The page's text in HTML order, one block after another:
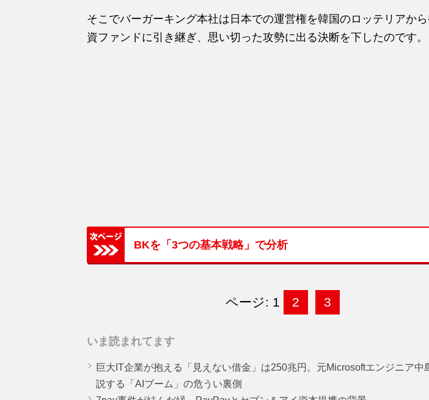
そこでバーガーキング本社は日本での運営権を韓国のロッテリアか
資ファンドに引き継ぎ、思い切った攻勢に出る決断を下したのです。
BKを「3つの基本戦略」で分析
ページ: 1 2 3
いま読まれてます
巨大IT企業が抱える「見えない借金」は250兆円。元Microsoftエンジニア中
説する「AIブーム」の危うい裏側